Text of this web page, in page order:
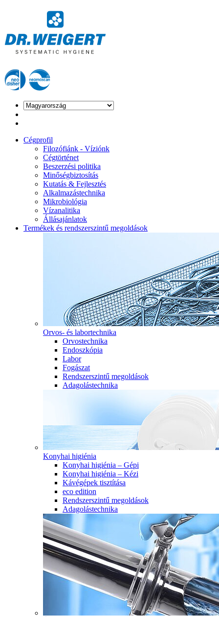
Cégprofil
Filozófiánk - Víziónk
Cégtörténet
Beszerzési politika
Minőségbiztosítás
Kutatás & Fejlesztés
Alkalmazástechnika
Mikrobiológia
Vízanalitika
Állásajánlatok
Termékek és rendszerszintű megoldások
Orvos- és labortechnika
Orvostechnika
Endoszkópia
Labor
Fogászat
Rendszerszintű megoldások
Adagolástechnika
Konyhai higiénia
Konyhai higiénia – Gépi
Konyhai higiénia – Kézi
Kávégépek tisztítása
eco edition
Rendszerszintű megoldások
Adagolástechnika